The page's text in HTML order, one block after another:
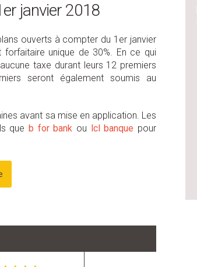
janvier 2018
ouverts à compter du 1er janvier
unique de 30%. En ce qui
taxe durant leurs 12 premiers
seront également soumis au
avant sa mise en application. Les
que b for bank ou lcl banque pour